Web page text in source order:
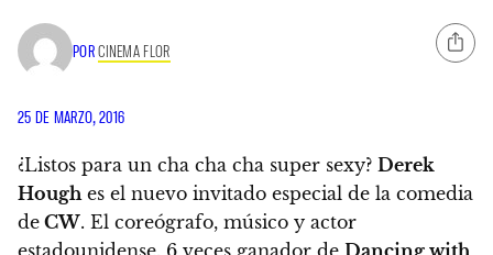
PORCINEMA FLOR
25 DE MARZO, 2016
¿Listos para un cha cha cha super sexy? Derek
Hough es el nuevo invitado especial de la comedia
de CW. El coreógrafo, músico y actor
estadounidense, 6 veces ganador de Dancing with